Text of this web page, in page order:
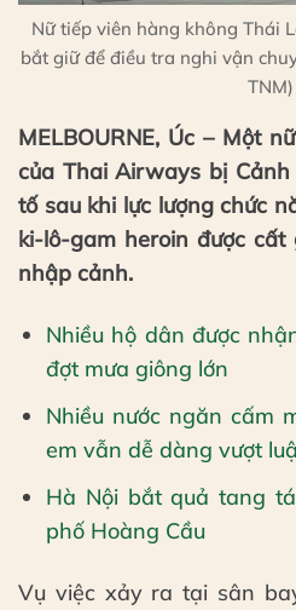
Nữ tiếp viên hàng không Thái
bắt giữ để điều tra nghi vận
TNM)
MELBOURNE, Úc – Một
của Thai Airways bị
tố sau khi lực lượng chức
ki-lô-gam heroin được
nhập cảnh.
Nhiều hộ dân được
đợt mưa giông lớn
Nhiều nước ngăn cấm
em vẫn dễ dàng vượt
Hà Nội bắt quả tang
phố Hoàng Cầu
Vụ việc xảy ra tại sân